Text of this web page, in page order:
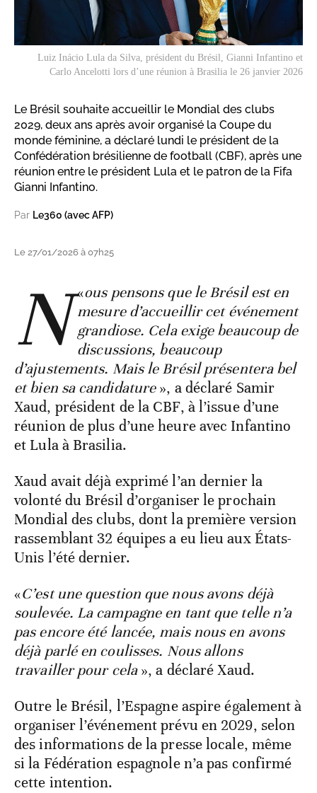
Luiz Inácio Lula da Silva, président du Brésil, Gianni Infantino et
Carlo Ancelotti lors d’une réunion à Brasilia le 26 janvier 2026
Le Brésil souhaite accueillir le Mondial des clubs
2029, deux ans après avoir organisé la Coupe du
monde féminine, a déclaré lundi le président de la
Confédération brésilienne de football (CBF), après une
réunion entre le président Lula et le patron de la Fifa
Gianni Infantino.
Par Le360 (avec AFP)
Le 27/01/2026 à 07h25
«
N
ous pensons que le Brésil est en
mesure d’accueillir cet événement
grandiose. Cela exige beaucoup de
discussions, beaucoup
d’ajustements. Mais le Brésil présentera bel
et bien sa candidature», a déclaré Samir
Xaud, président de la CBF, à l’issue d’une
réunion de plus d’une heure avec Infantino
et Lula à Brasilia.
Xaud avait déjà exprimé l’an dernier la
volonté du Brésil d’organiser le prochain
Mondial des clubs, dont la première version
rassemblant 32 équipes a eu lieu aux États-
Unis l’été dernier.
«C’est une question que nous avons déjà
soulevée. La campagne en tant que telle n’a
pas encore été lancée, mais nous en avons
déjà parlé en coulisses. Nous allons
travailler pour cela», a déclaré Xaud.
Outre le Brésil, l’Espagne aspire également à
organiser l’événement prévu en 2029, selon
des informations de la presse locale, même
si la Fédération espagnole n’a pas confirmé
cette intention.